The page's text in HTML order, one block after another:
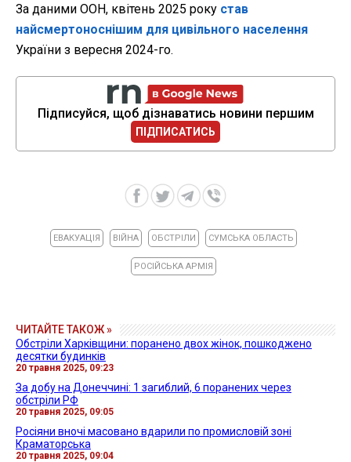
За даними ООН, квітень 2025 року став
найсмертоноснішим для цивільного населення
України з вересня 2024-го.
Підписуйся, щоб дізнаватись новини першим
ПІДПИСАТИСЬ
ЕВАКУАЦІЯ ВІЙНА ОБСТРІЛИ СУМСЬКА ОБЛАСТЬ
РОСІЙСЬКА АРМІЯ
ЧИТАЙТЕ ТАКОЖ »
Обстріли Харківщини: поранено двох жінок, пошкоджено
десятки будинків
20 травня 2025, 09:23
За добу на Донеччині: 1 загиблий, 6 поранених через
обстріли РФ
20 травня 2025, 09:05
Росіяни вночі масовано вдарили по промисловій зоні
Краматорська
20 травня 2025, 09:04